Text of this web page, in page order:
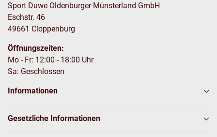
Sport Duwe Oldenburger Münsterland GmbH
Eschstr. 46
49661 Cloppenburg
Öffnungszeiten:
Mo - Fr: 12:00 - 18:00 Uhr
Sa: Geschlossen
Informationen
Gesetzliche Informationen